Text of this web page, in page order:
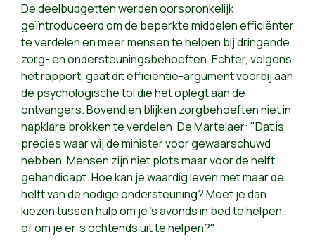
De deelbudgetten werden oorspronkelijk
geïntroduceerd om de beperkte middelen efficiënter
te verdelen en meer mensen te helpen bij dringende
zorg- en ondersteuningsbehoeften. Echter, volgens
het rapport, gaat dit efficiëntie-argument voorbij aan
de psychologische tol die het oplegt aan de
ontvangers. Bovendien blijken zorgbehoeften niet in
hapklare brokken te verdelen. De Martelaer: "Dat is
precies waar wij de minister voor gewaarschuwd
hebben. Mensen zijn niet plots maar voor de helft
gehandicapt. Hoe kan je waardig leven met maar de
helft van de nodige ondersteuning? Moet je dan
kiezen tussen hulp om je 's avonds in bed te helpen,
of om je er 's ochtends uit te helpen?"